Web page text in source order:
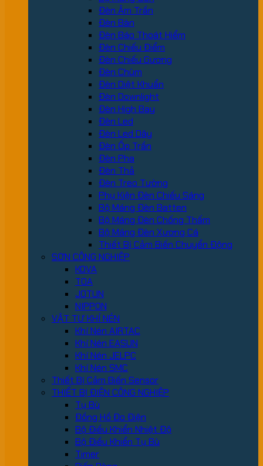
Đèn Âm Trần
Đèn Bàn
Đèn Báo Thoát Hiểm
Đèn Chiếu Điểm
Đèn Chiếu Gương
Đèn Chùm
Đèn Diệt Khuẩn
Đèn Downlight
Đèn High Bay
Đèn Led
Đèn Led Dây
Đèn Ốp Trần
Đèn Pha
Đèn Thả
Đèn Treo Tường
Phụ Kiện Đèn Chiếu Sáng
Bộ Máng Đèn Batten
Bộ Máng Đèn Chống Thấm
Bộ Máng Đèn Xương Cá
Thiết Bị Cảm Biến Chuyển Động
SƠN CÔNG NGHIỆP
KOVA
TOA
JOTUN
NIPPON
VẬT TƯ KHÍ NÉN
Khí Nén AIRTAC
Khí Nén EASUN
Khí Nén JELPC
Khí Nén SMC
Thiết Bị Cảm Biến Sensor
THIẾT BỊ ĐIỆN CÔNG NGHIỆP
Tụ Bù
Đồng Hồ Đo Điện
Bộ Điều Khiển Nhiệt Độ
Bộ Điều Khiển Tụ Bù
Timer